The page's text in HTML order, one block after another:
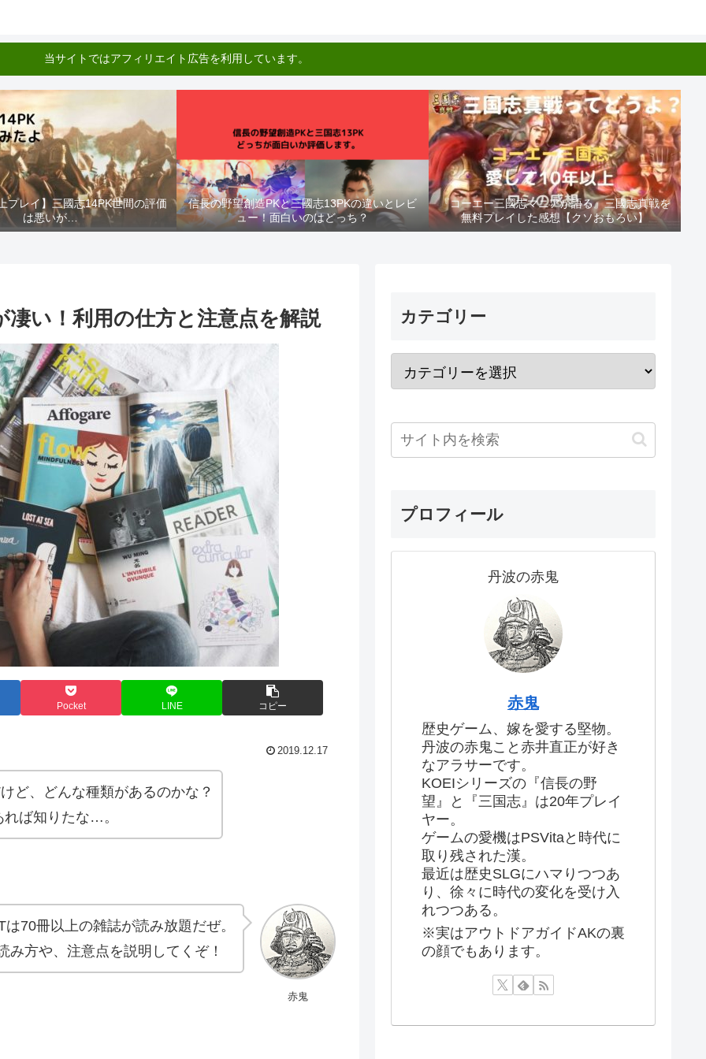
当サイトではアフィリエイト広告を利用しています。
プレイ】三國志14PK世間の評価
は悪いが…
信長の野望創造PKと三國志13PKの違いとレビ
ュー！面白いのはどっち？
『コーエー三國志マニアが語る』三國志真戦を
無料プレイした感想【クソおもろい】
い！利用の仕方と注意点を解説
Pocket LINE コピー
2019.12.17
ど、どんな種類があるのかな？
ば知りたな…。
赤鬼
は70冊以上の雑誌が読み放題だぜ。
み方や、注意点を説明してくぞ！
カテゴリー
プロフィール
丹波の赤鬼
赤鬼
歴史ゲーム、嫁を愛する堅物。
丹波の赤鬼こと赤井直正が好き
なアラサーです。
KOEIシリーズの『信長の野
望』と『三国志』は20年プレイ
ヤー。
ゲームの愛機はPSVitaと時代に
取り残された漢。
最近は歴史SLGにハマりつつあ
り、徐々に時代の変化を受け入
れつつある。
※実はアウトドアガイドAKの裏
の顔でもあります。